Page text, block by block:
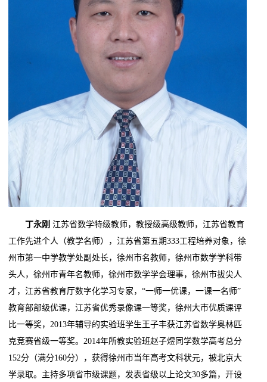
丁永刚 江苏省数学特级教师，教授级高级教师，江苏省教育
工作先进个人（教学名师），江苏省第五期333工程培养对象，徐
州市第一中学教学处副处长，徐州市名教师，徐州市数学学科带
头人，徐州市青年名教师，徐州市数学学会理事，徐州市拔尖人
才，江苏省教育厅数字化学习专家，“一师一优课，一课一名师”
教育部部级优课，江苏省优秀录像课一等奖，徐州大市优质课评
比一等奖，2013年辅导的实验班学生王子丰获江苏省数学奥林匹
克竞赛省级一等奖。2014年所教实验班赵子煜同学数学高考总分
152分（满分160分），获得徐州市当年高考文科状元，被北京大
学录取。主持多项省市级课题，发表省级以上论文30多篇，开设